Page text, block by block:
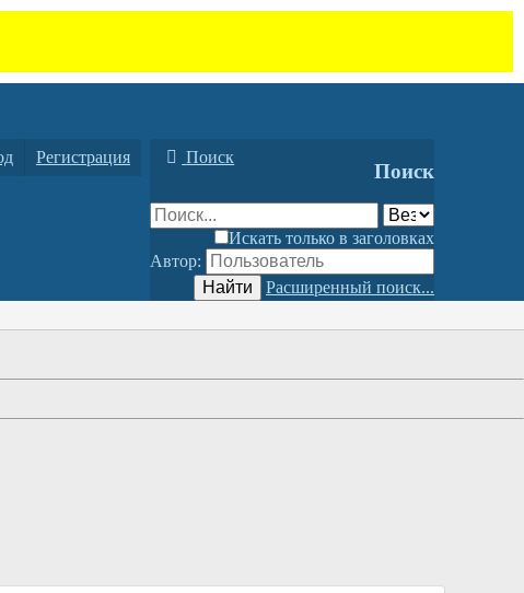
Регистрация Поиск
Поиск
Искать только в заголовках
Автор:
Найти
Расширенный поиск...